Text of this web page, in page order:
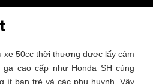
xe 50cc thời thượng được lấy cảm
cao cấp như Honda SH cùng
ít bạn trẻ và các phụ huynh. Vậy